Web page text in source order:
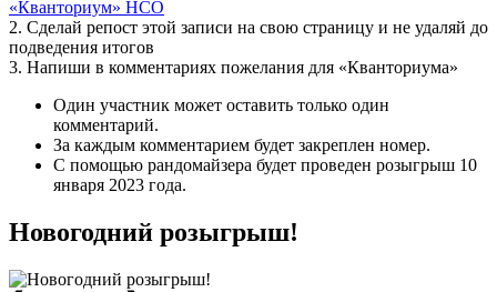
«Кванториум» НСО
2. Сделай репост этой записи на свою страницу и не удаляй до
подведения итогов
3. Напиши в комментариях пожелания для «Кванториума»
Один участник может оставить только один
комментарий.
За каждым комментарием будет закреплен номер.
С помощью рандомайзера будет проведен розыгрыш 10
января 2023 года.
Новогодний розыгрыш!